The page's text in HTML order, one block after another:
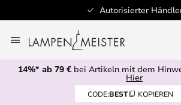
Autorisierter
Inhalt
springen
14%* ab 79 € bei Artikeln mit dem
Hier
CODE:BEST KOPIEREN